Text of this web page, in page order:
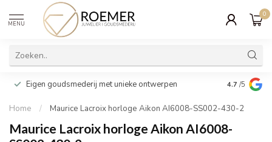
MENU
0
Eigen goudsmederij met unieke ontwerpen Wij
cadeau
4.7 /5
Home / Maurice Lacroix horloge Aikon AI6008-SS002-430-2
Maurice Lacroix horloge Aikon AI6008-